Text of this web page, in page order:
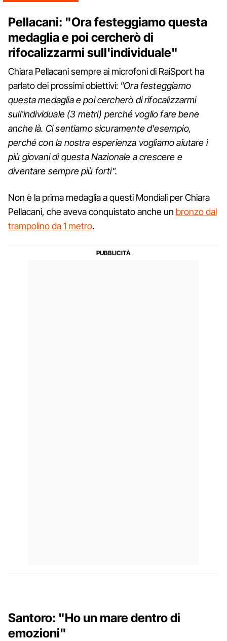
Pellacani: "Ora festeggiamo questa
medaglia e poi cercherò di
rifocalizzarmi sull'individuale"
Chiara Pellacani sempre ai microfoni di RaiSport ha
parlato dei prossimi obiettivi: "Ora festeggiamo
questa medaglia e poi cercherò di rifocalizzarmi
sull'individuale (3 metri) perché voglio fare bene
anche là. Ci sentiamo sicuramente d'esempio,
perché con la nostra esperienza vogliamo aiutare i
più giovani di questa Nazionale a crescere e
diventare sempre più forti".
Non è la prima medaglia a questi Mondiali per Chiara
Pellacani, che aveva conquistato anche un bronzo dal
trampolino da 1 metro.
Santoro: "Ho un mare dentro di
emozioni"